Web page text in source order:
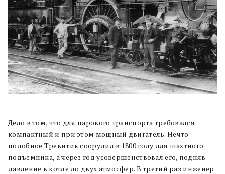
Дело в том, что для парового транспорта требовался
компактный и при этом мощный двигатель. Нечто
подобное Тревитик соорудил в 1800 году для шахтного
подъемника, а через год усовершенствовал его, подняв
давление в котле до двух атмосфер. В третий раз инженер